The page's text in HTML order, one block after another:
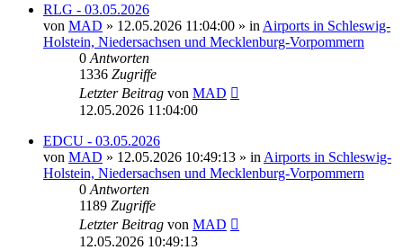
RLG - 03.05.2026
von MAD » 12.05.2026 11:04:00 » in Airports in Schleswig-
Holstein, Niedersachsen und Mecklenburg-Vorpommern
0 Antworten
1336 Zugriffe
Letzter Beitrag von MAD
12.05.2026 11:04:00
EDCU - 03.05.2026
von MAD » 12.05.2026 10:49:13 » in Airports in Schleswig-
Holstein, Niedersachsen und Mecklenburg-Vorpommern
0 Antworten
1189 Zugriffe
Letzter Beitrag von MAD
12.05.2026 10:49:13